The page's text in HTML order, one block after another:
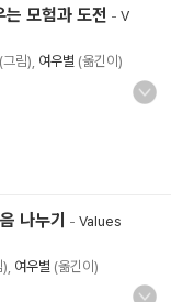
모험과 도전 - V
림), 여우별 (옮긴이)
나누기 - Values
여우별 (옮긴이)